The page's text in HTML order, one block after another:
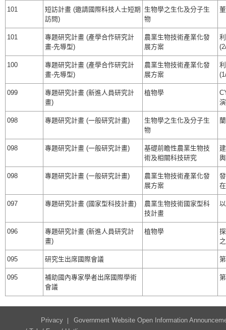
101
短訪計畫 (邀請國際科技人士短期
訪問)
生物學之生化及分子生
物
101
專題研究計畫 (產學合作研究計
畫-先導型)
農業生物技術產業化發
展方案
100
專題研究計畫 (產學合作研究計
畫-先導型)
農業生物技術產業化發
展方案
099
專題研究計畫 (新進人員研究計
畫)
植物學
098 專題研究計畫 (一般研究計畫)
生物學之生化及分子生
物
098 專題研究計畫 (一般研究計畫)
基礎前瞻性農業生物技
術及相關科技研究
098 專題研究計畫 (一般研究計畫)
農業生物技術產業化發
展方案
097 專題研究計畫 (國家型科技計畫)
農業生物技術國家型科
技計畫
096
專題研究計畫 (新進人員研究計
畫)
植物學
095 研究生出席國際會議
095
補助國內專家學者出席國際學術
會議
Privacy
Government Website Open Information